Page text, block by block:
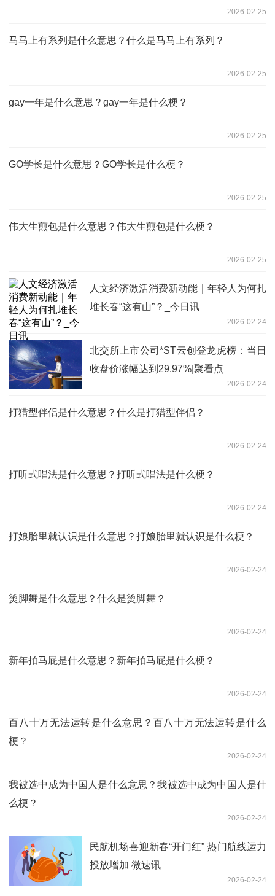
2026-02-25
马马上有系列‌是什么意思？什么是马马上有系列‌？
2026-02-25
gay一年是什么意思？gay一年是什么梗？
2026-02-25
GO学长是什么意思？GO学长是什么梗？
2026-02-25
伟大生煎包是什么意思？伟大生煎包是什么梗？
2026-02-25
人文经济激活消费新动能｜年轻人为何扎
堆长春“这有山”？_今日讯
2026-02-24
北交所上市公司*ST云创登龙虎榜：当日
收盘价涨幅达到29.97%|聚看点
2026-02-24
打猎型伴侣是什么意思？什么是打猎型伴侣？
2026-02-24
打听式唱法是什么意思？打听式唱法是什么梗？
2026-02-24
打娘胎里就认识是什么意思？打娘胎里就认识是什么梗？
2026-02-24
烫脚舞是什么意思？什么是‌烫脚舞？
2026-02-24
新年拍马屁是什么意思？新年拍马屁是什么梗？
2026-02-24
百八十万无法运转‌是什么意思？百八十万无法运转‌是什么
梗？
2026-02-24
我被选中成为中国人是什么意思？我被选中成为中国人是什
么梗？
2026-02-24
民航机场喜迎新春“开门红” 热门航线运力
投放增加 微速讯
2026-02-24